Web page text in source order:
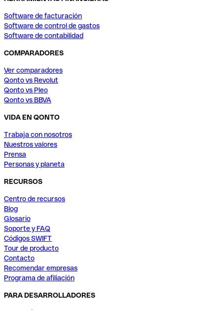
Software de facturación
Software de control de gastos
Software de contabilidad
COMPARADORES
Ver comparadores
Qonto vs Revolut
Qonto vs Pleo
Qonto vs BBVA
VIDA EN QONTO
Trabaja con nosotros
Nuestros valores
Prensa
Personas y planeta
RECURSOS
Centro de recursos
Blog
Glosario
Soporte y FAQ
Códigos SWIFT
Tour de producto
Contacto
Recomendar empresas
Programa de afiliación
PARA DESARROLLADORES